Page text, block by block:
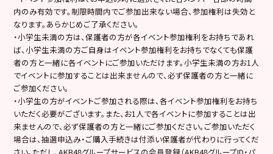
内のみ有効です。制限時間内でご参加出来ない場合、参加権利は失効と
なります。あらかじめご了承ください。
・小学生未満の方は、保護者の方が各イベント参加権利をお持ちであれ
ば、小学生未満の方ご自身はイベント参加権利をお持ちでなくても保護
者の方と一緒に各イベントにご参加いただけます。小学生未満の方お1人
でイベントに参加することは出来ませんので、必ず保護者の方と一緒に
ご参加ください。
・小学生の方がイベントご参加される際は、各イベント参加権利をお持ち
いただく必要がございます。また、お1人で各イベントに参加することは出
来ませんので、必ず保護者の方と一緒にご参加ください。ご参加いただく
場合は、抽選申込み・ご購入手続きは付添い保護者が代わりに行ってくだ
さい。ただし、AKB48グループサービスの会員登録（AKB48グループID・パ